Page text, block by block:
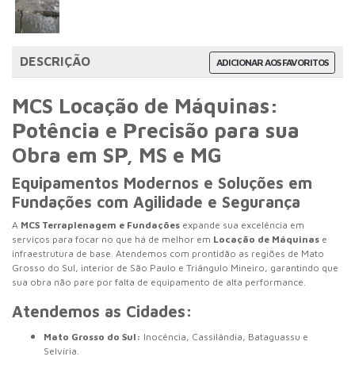
ADICIONAR AOS FAVORITOS
DESCRIÇÃO
MCS Locação de Máquinas:
Potência e Precisão para sua
Obra em SP, MS e MG
Equipamentos Modernos e Soluções em
Fundações com Agilidade e Segurança
A MCS Terraplenagem e Fundações expande sua excelência em
serviços para focar no que há de melhor em Locação de Máquinas e
infraestrutura de base. Atendemos com prontidão as regiões de Mato
Grosso do Sul, interior de São Paulo e Triângulo Mineiro, garantindo que
sua obra não pare por falta de equipamento de alta performance.
Atendemos as Cidades:
Mato Grosso do Sul: Inocência, Cassilândia, Bataguassu e
Selvíria.